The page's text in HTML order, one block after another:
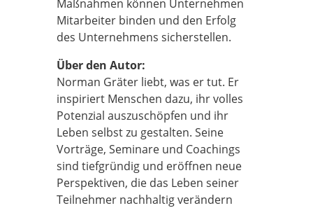
Maßnahmen können Unternehmen
Mitarbeiter binden und den Erfolg
des Unternehmens sicherstellen.
Über den Autor:
Norman Gräter liebt, was er tut. Er
inspiriert Menschen dazu, ihr volles
Potenzial auszuschöpfen und ihr
Leben selbst zu gestalten. Seine
Vorträge, Seminare und Coachings
sind tiefgründig und eröffnen neue
Perspektiven, die das Leben seiner
Teilnehmer nachhaltig verändern